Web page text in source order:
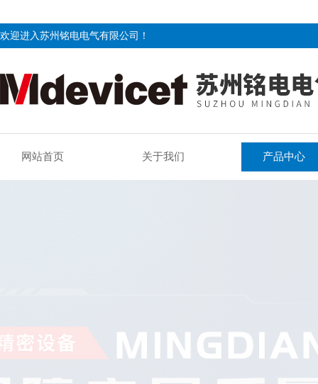
欢迎进入苏州铭电电气有限公司！
网站首页 关于我们 产品中心